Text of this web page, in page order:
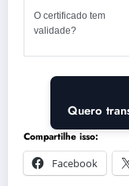
O certificado tem
validade?
Quero
Compartilhe isso:
Facebook